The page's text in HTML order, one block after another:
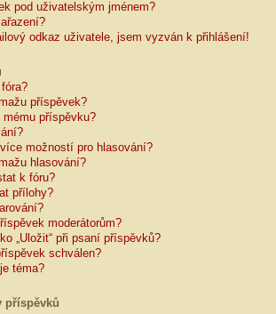
pod uživatelským jménem?
odkaz uživatele, jsem vyzván k přihlášení!
příspěvek?
příspěvku?
možností pro hlasování?
hlasování?
k fóru?
přílohy?
moderátorům?
„Uložit“ při psaní příspěvků?
schválen?
téma?
příspěvků